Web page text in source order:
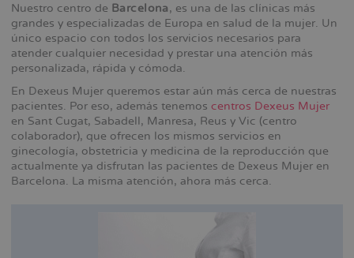
Nuestro centro de Barcelona, es una de las clínicas más
grandes y especializadas de Europa en salud de la mujer. Un
único espacio con todos los servicios necesarios para
atender cualquier necesidad y prestar una atención más
personalizada, rápida y cómoda.
En Dexeus Mujer queremos estar aún más cerca de nuestras
pacientes. Por eso, además tenemos centros Dexeus Mujer
en Sant Cugat, Sabadell, Manresa, Reus y Vic (centro
colaborador), que ofrecen los mismos servicios en
ginecología, obstetricia y medicina de la reproducción que
actualmente ya disfrutan las pacientes de Dexeus Mujer en
Barcelona. La misma atención, ahora más cerca.